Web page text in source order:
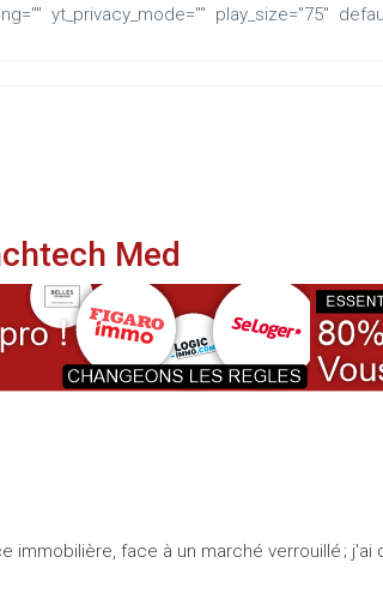
yt_privacy_mode="" play_size="75"
Med
face à un marché verrouillé ;